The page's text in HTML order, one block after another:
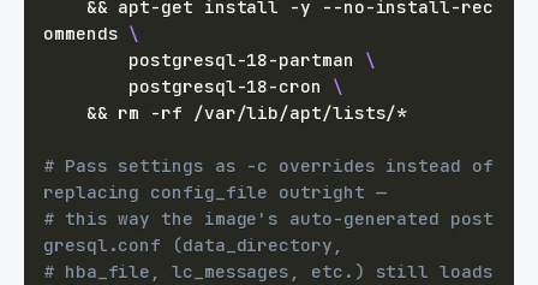
ommends \
        postgresql-18-partman
\
        postgresql-18-cron
\
    && rm -rf /var/lib/apt/lists/*
# Pass settings as -c overrides instead of
replacing config_file outright —
# this way the image's auto-generated post
gresql.conf (data_directory,
# hba_file, lc_messages, etc.) still loads